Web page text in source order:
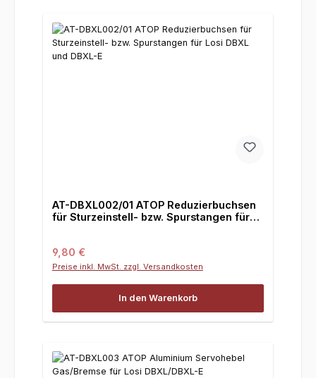
AT-DBXL002/01 ATOP Reduzierbuchsen
für Sturzeinstell- bzw. Spurstangen für
Regulärer Preis:
9,80 €
Preise inkl. MwSt. zzgl. Versandkosten
In den Warenkorb